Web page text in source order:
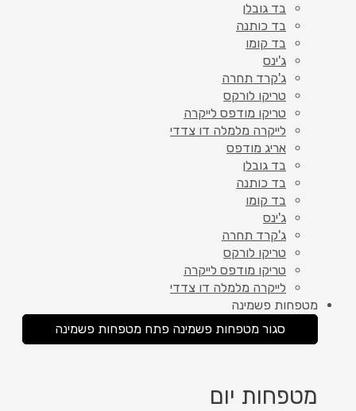
בד גובלן
בד כותנה
בד קומו
ג'ינס
ג'קרד תחרה
טריקו לורקס
טריקו מודפס לייקרה
לייקרה מלמלה דו צדדי
אריג מודפס
בד גובלן
בד כותנה
בד קומו
ג'ינס
ג'קרד תחרה
טריקו לורקס
טריקו מודפס לייקרה
לייקרה מלמלה דו צדדי
מטפחות פשמינה
סגור מטפחות פשמינה פתח מטפחות פשמינה
מטפחות יום